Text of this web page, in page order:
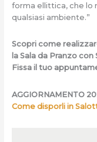
forma ellittica, che lo
qualsiasi ambiente.”
Scopri come
la Sala da Pranzo con
Fissa il tuo
AGGIORNAMENTO
Come disporli in